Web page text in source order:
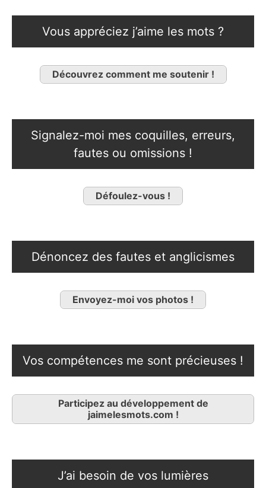
Vous appréciez j’aime les mots ?
Découvrez comment me soutenir !
Signalez-moi mes coquilles, erreurs,
fautes ou omissions !
Défoulez-vous !
Dénoncez des fautes et anglicismes
Envoyez-moi vos photos !
Vos compétences me sont précieuses !
Participez au développement de
jaimelesmots.com !
J’ai besoin de vos lumières